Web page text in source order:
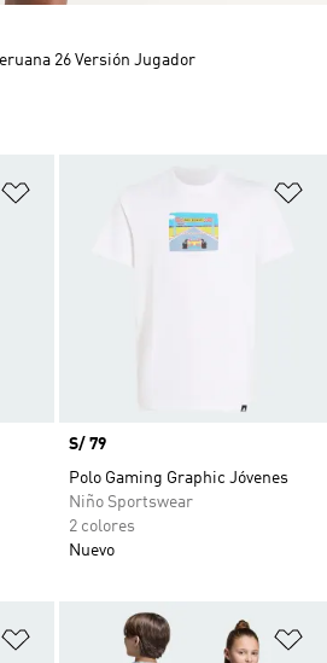
Añadir a la lista de deseos
Precio
S/ 79
Polo Gaming Graphic Jóvenes
Niño Sportswear
2 colores
Nuevo
Añadir a la lista de deseos
26 Versión Jugador